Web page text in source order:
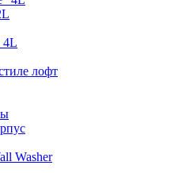
4L
лофт
Washer